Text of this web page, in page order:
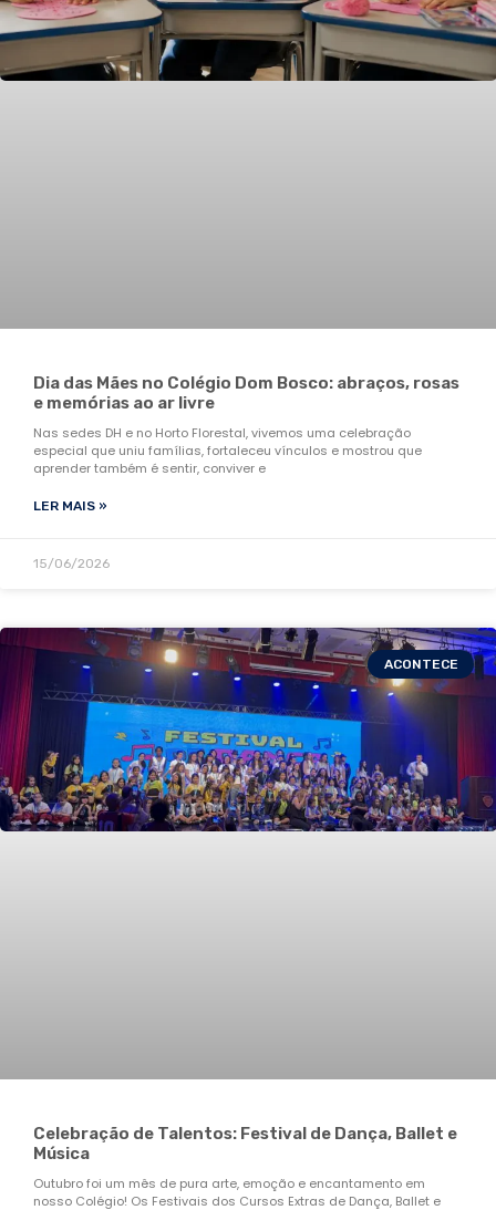
Dia das Mães no Colégio Dom Bosco: abraços, rosas
e memórias ao ar livre
Nas sedes DH e no Horto Florestal, vivemos uma celebração
especial que uniu famílias, fortaleceu vínculos e mostrou que
aprender também é sentir, conviver e
LER MAIS »
15/06/2026
ACONTECE
Celebração de Talentos: Festival de Dança, Ballet e
Música
Outubro foi um mês de pura arte, emoção e encantamento em
nosso Colégio! Os Festivais dos Cursos Extras de Dança, Ballet e